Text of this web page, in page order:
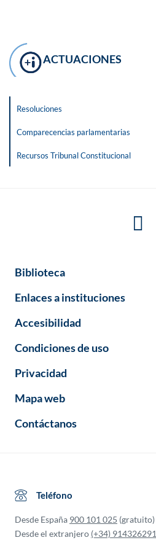
ACTUACIONES
Resoluciones
Comparecencias parlamentarias
Recursos Tribunal Constitucional
Biblioteca
Enlaces a instituciones
Accesibilidad
Condiciones de uso
Privacidad
Mapa web
Contáctanos
Teléfono
Desde España 900 101 025 (gratuito)
Desde el extranjero (+34) 914326291